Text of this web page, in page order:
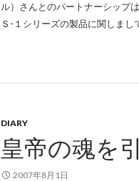
ル）さんとのパートナーシップ
Ｓ-１シリーズの製品に関しまし
DIARY
皇帝の魂を
2007年8月1日